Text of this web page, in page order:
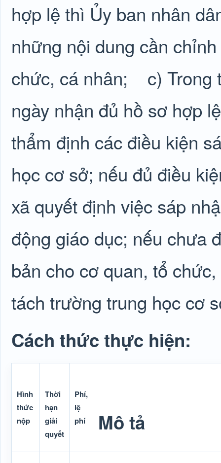
hợp lệ thì Ủy ban nhân
những nội dung cần
chức, cá nhân;
c) Trong
ngày nhận đủ hồ sơ hợp
thẩm định các điều kiện
học cơ sở; nếu đủ điều
xã quyết định việc sáp
động giáo dục; nếu chưa
bản cho cơ quan, tổ
tách trường trung học cơ
Cách thức thực hiện:
Hình
thức
nộp
Thời
hạn
giải
quyết
Phí,
lệ
phí
Mô tả